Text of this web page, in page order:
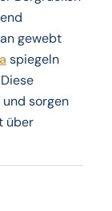
gewebt
spiegeln
sorgen
über